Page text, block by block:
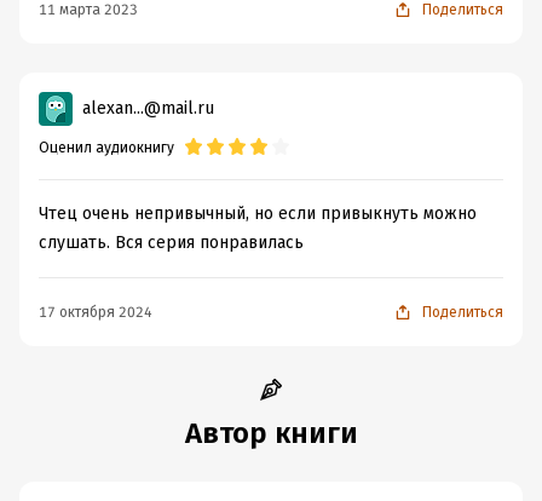
11 марта 2023 Поделиться
alexan...@mail.ru
Оценил аудиокнигу
Чтец очень непривычный, но если привыкнуть можно
слушать. Вся серия понравилась
17 октября 2024 Поделиться
Автор книги